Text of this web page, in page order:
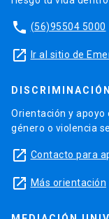
phone (56)95504 5000
launch Ir al sitio de
Orientación y apoyo
género o violencia
launch Contacto para
launch Más orientación